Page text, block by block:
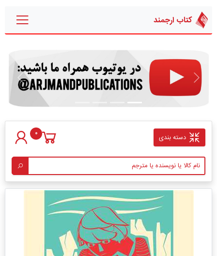
کتاب ارجمند
قبلی بعدی
دسته بندی 0